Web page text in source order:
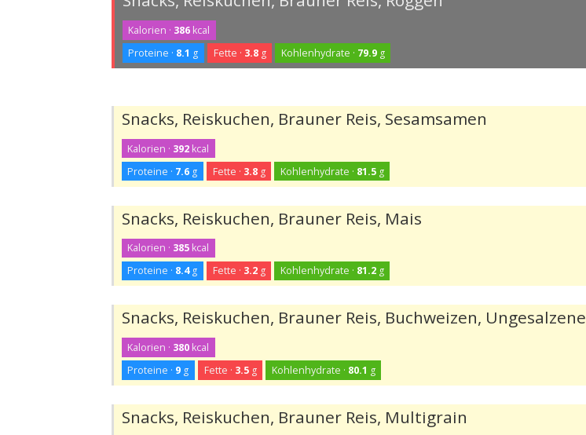
Kalorien · 386 kcal
Proteine · 8.1 g Fette · 3.8g Kohlenhydrate · 79.9g
Snacks, Reiskuchen, Brauner Reis, Sesamsamen
Kalorien · 392 kcal
Proteine · 7.6 g Fette · 3.8g Kohlenhydrate · 81.5g
Snacks, Reiskuchen, Brauner Reis, Mais
Kalorien · 385 kcal
Proteine · 8.4g Fette · 3.2g Kohlenhydrate · 81.2g
Snacks, Reiskuchen, Brauner Reis, Buchweizen, Ungesalzene
Kalorien · 380 kcal
Proteine · 9 g Fette · 3.5g Kohlenhydrate · 80.1 g
Snacks, Reiskuchen, Brauner Reis, Multigrain